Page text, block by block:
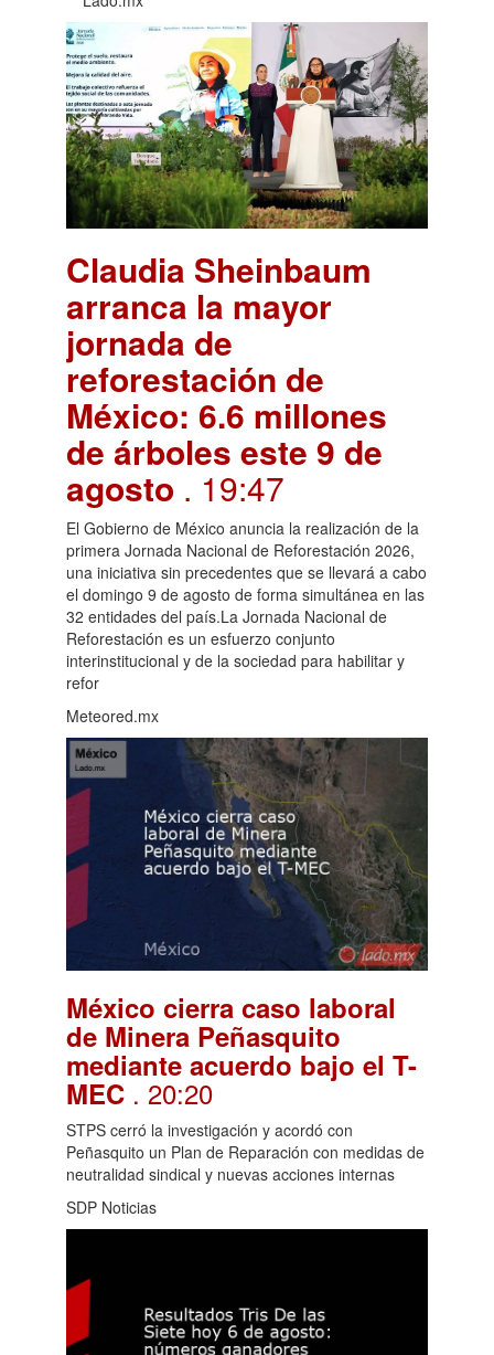
Claudia Sheinbaum
arranca la mayor
jornada de
reforestación de
México: 6.6 millones
de árboles este 9 de
agosto . 19:47
El Gobierno de México anuncia la realización de la
primera Jornada Nacional de Reforestación 2026,
una iniciativa sin precedentes que se llevará a cabo
el domingo 9 de agosto de forma simultánea en las
32 entidades del país.La Jornada Nacional de
Reforestación es un esfuerzo conjunto
interinstitucional y de la sociedad para habilitar y
refor
Meteored.mx
México cierra caso laboral
de Minera Peñasquito
mediante acuerdo bajo el T-
MEC . 20:20
STPS cerró la investigación y acordó con
Peñasquito un Plan de Reparación con medidas de
neutralidad sindical y nuevas acciones internas
SDP Noticias